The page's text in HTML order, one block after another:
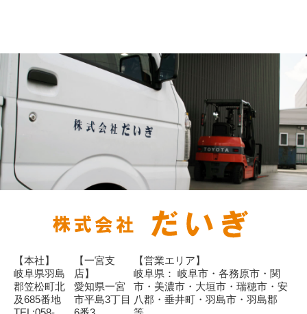
【本社】
岐阜県羽島
郡笠松町北
及685番地
【一宮支
店】
愛知県一宮
市平島3丁目
【営業エリア】
岐阜県： 岐阜市・各務原市・関
市・美濃市・大垣市・瑞穂市・安
八郡・垂井町・羽島市・羽島郡